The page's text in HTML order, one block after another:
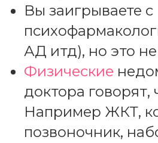
Вы заигрываете с
АД итд), но это
Физические
доктора говорят,
Например ЖКТ,
позвоночник,